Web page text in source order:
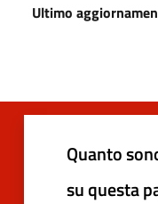
Ultimo
Quanto
su questa